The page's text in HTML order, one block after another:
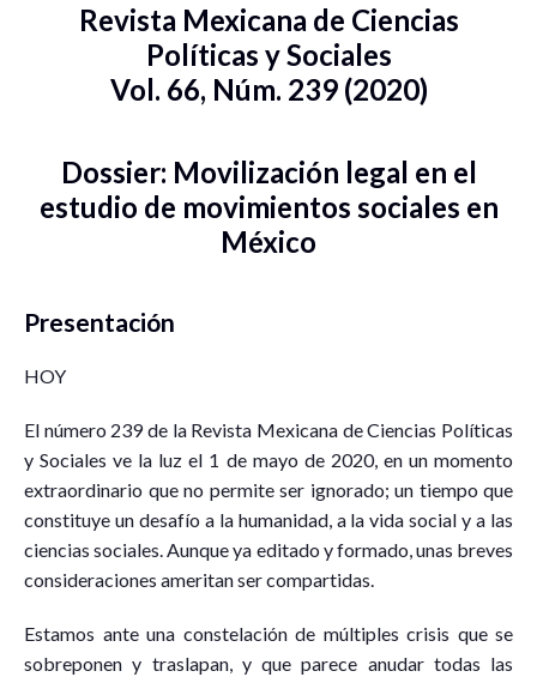
Revista Mexicana de Ciencias
Políticas y Sociales
Vol. 66, Núm. 239 (2020)
Dossier: Movilización legal en el
estudio de movimientos sociales en
México
Presentación
HOY
El número 239 de la Revista Mexicana de Ciencias Políticas
y Sociales ve la luz el 1 de mayo de 2020, en un momento
extraordinario que no permite ser ignorado; un tiempo que
constituye un desafío a la humanidad, a la vida social y a las
ciencias sociales. Aunque ya editado y formado, unas breves
consideraciones ameritan ser compartidas.
Estamos ante una constelación de múltiples crisis que se
sobreponen y traslapan, y que parece anudar todas las